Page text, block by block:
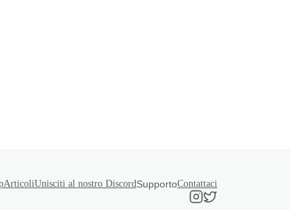
ArticoliUnisciti al nostro DiscordSupportoContattaci